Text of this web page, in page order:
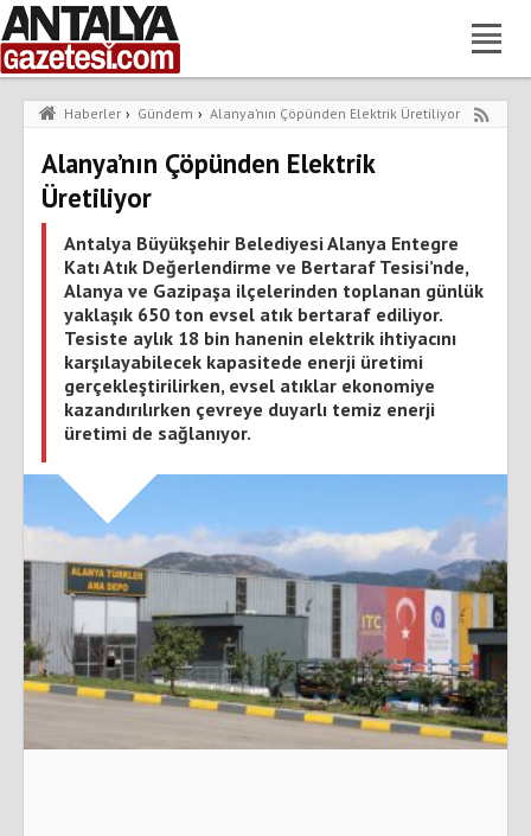
Haberler › Gündem › Alanya’nın Çöpünden Elektrik Üretiliyor
Alanya’nın Çöpünden Elektrik
Üretiliyor
Antalya Büyükşehir Belediyesi Alanya Entegre
Katı Atık Değerlendirme ve Bertaraf Tesisi’nde,
Alanya ve Gazipaşa ilçelerinden toplanan günlük
yaklaşık 650 ton evsel atık bertaraf ediliyor.
Tesiste aylık 18 bin hanenin elektrik ihtiyacını
karşılayabilecek kapasitede enerji üretimi
gerçekleştirilirken, evsel atıklar ekonomiye
kazandırılırken çevreye duyarlı temiz enerji
üretimi de sağlanıyor.